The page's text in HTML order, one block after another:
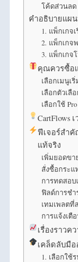
โค้ดส่วนล
คำอธิบายแผน
1. แพ็กเกจ
2. แพ็กเกจ
3. แพ็กเกจ
คุณควรซื้อ
เลือกเมนูเ
เลือกตัวเลื
เลือกใช้
CartFlows
ฟีเจอร์สำคั
แท้จริง
เพิ่มยอดขา
สั่งซื้อกระแ
การทดสอบ
ฟิลด์การชำ
เทมเพลตที่
การแจ้งเตื
เรื่องราวค
เคล็ดลับมื
1. เลือกใ